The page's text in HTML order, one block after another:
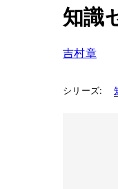
知識
吉村章
シリーズ: